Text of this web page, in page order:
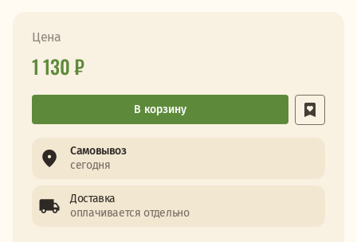
Цена
1 130 ₽
В корзину
Самовывоз
сегодня
Доставка
оплачивается отдельно